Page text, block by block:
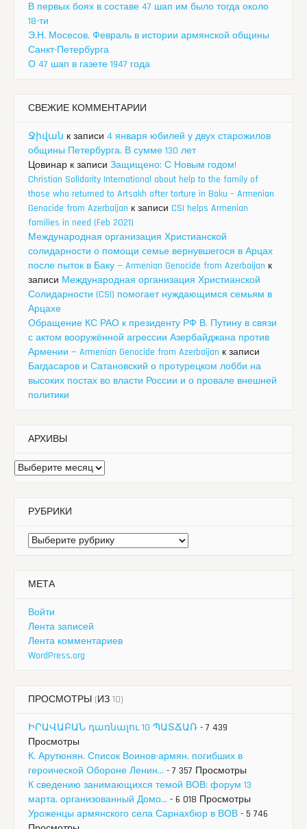
В первых боях в составе 47 шап им было тогда около
18-ти
Э.Н. Мосесов. Февраль в истории армянской общины
Санкт-Петербурга
О 47 шап в газете 1947 года
СВЕЖИЕ КОММЕНТАРИИ
Ջիվան к записи 4 января юбилей у двух старожилов
общины Петербурга. В сумме 130 лет
Цовинар к записи Защищено: С Новым годом!
Christian Solidarity International about help to the family of
those who returned to Artsakh after torture in Baku – Armenian
Genocide from Azerbaijan к записи CSI helps Armenian
families in need (Feb 2021)
Международная организация Христианской
солидарности о помощи семье вернувшегося в Арцах
после пыток в Баку — Armenian Genocide from Azerbaijan к
записи Международная организация Христианской
Солидарности (CSI) помогает нуждающимся семьям в
Арцахе
Обращение КС РАО к президенту РФ В. Путину в связи
с актом вооружённой агрессии Азербайджана против
Армении — Armenian Genocide from Azerbaijan к записи
Багдасаров и Сатановский о протурецком лобби на
высоких постах во власти России и о провале внешней
политики
АРХИВЫ
Архивы
РУБРИКИ
Рубрики
МЕТА
Войти
Лента записей
Лента комментариев
WordPress.org
ПРОСМОТРЫ (ИЗ 10)
ԻՐԱՎԱԲԱՆ դառնալու 10 ՊԱՏՃԱՌ - 7 439
Просмотры
К. Арутюнян. Список Воинов-армян, погибших в
героической Обороне Ленин... - 7 357 Просмотры
К сведению занимающихся темой ВОВ: форум 13
марта, организованный Домо... - 6 018 Просмотры
Уроженцы армянского села Сарнахбюр в ВОВ - 5 746